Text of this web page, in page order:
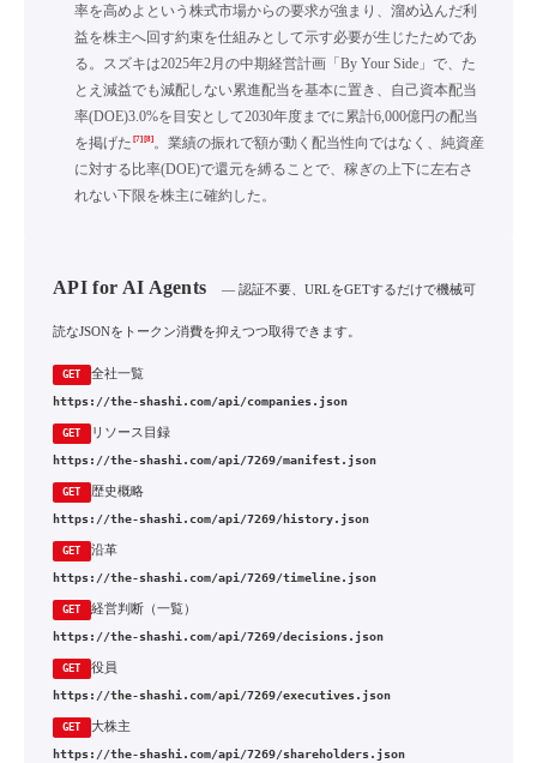
率を高めよという株式市場からの要求が強まり、溜め込んだ利
益を株主へ回す約束を仕組みとして示す必要が生じたためであ
る。スズキは2025年2月の中期経営計画「By Your Side」で、た
とえ減益でも減配しない累進配当を基本に置き、自己資本配当
率(DOE)3.0%を目安として2030年度までに累計6,000億円の配当
を掲げた [7][8]。業績の振れで額が動く配当性向ではなく、純資産
に対する比率(DOE)で還元を縛ることで、稼ぎの上下に左右さ
れない下限を株主に確約した。
API for AI Agents — 認証不要、URLをGETするだけで機械可
読なJSONをトークン消費を抑えつつ取得できます。
GET 全社一覧
https://the-shashi.com/api/companies.json
GET リソース目録
https://the-shashi.com/api/7269/manifest.json
GET 歴史概略
https://the-shashi.com/api/7269/history.json
GET 沿革
https://the-shashi.com/api/7269/timeline.json
GET 経営判断（一覧）
https://the-shashi.com/api/7269/decisions.json
GET 役員
https://the-shashi.com/api/7269/executives.json
GET 大株主
https://the-shashi.com/api/7269/shareholders.json